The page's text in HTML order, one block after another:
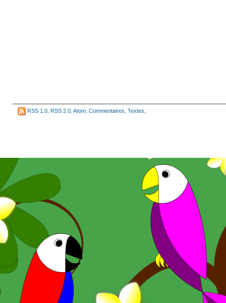
RSS 1.0 RSS 2.0 Atom Commentaires Textes